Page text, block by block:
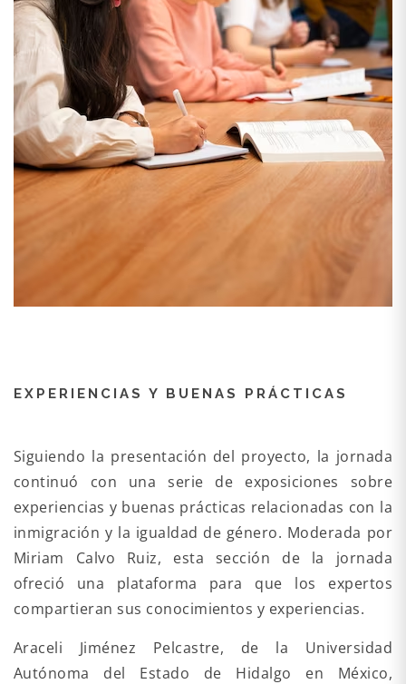
EXPERIENCIAS Y BUENAS PRÁCTICAS
Siguiendo la presentación del proyecto, la jornada
continuó con una serie de exposiciones sobre
experiencias y buenas prácticas relacionadas con la
inmigración y la igualdad de género. Moderada por
Miriam Calvo Ruiz, esta sección de la jornada
ofreció una plataforma para que los expertos
compartieran sus conocimientos y experiencias.
Araceli Jiménez Pelcastre, de la Universidad
Autónoma del Estado de Hidalgo en México,